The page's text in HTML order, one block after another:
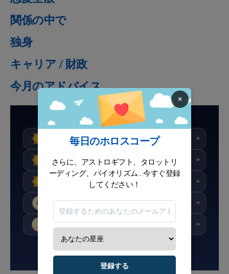
関係の中で
独身
キャリア / 財政
今月のアドバイス
獅子座の詳細なホロスコープ
スコア : 8/10★★★★☆ >
明日 スコア : 10/10★★★★★ >
スコア : 10/10 >
今週 スコア : 8.9/10★★★★☆ >
今月 スコア : 8.1/10★★★★☆ >
ニュースレターに登録する
×
毎日のホロスコープ
さらに、アストロギフト、タロットリ
ーディング、バイオリズム...今すぐ登録
してください！
登録する